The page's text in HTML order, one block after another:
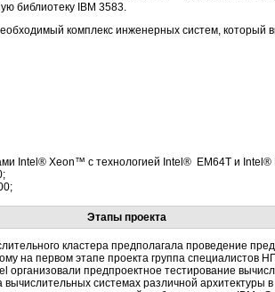
библиотеку IBM 3583.
комплекс инженерных систем, который
Intel® Xeon™ с технологией Intel® EM64T и
Этапы проекта
кластера предполагала проведение
на первом этапе проекта группа специалистов
предпроектное тестирование
вычислительных системах различной